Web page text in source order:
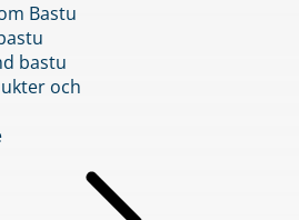
Bastu
bastu
och